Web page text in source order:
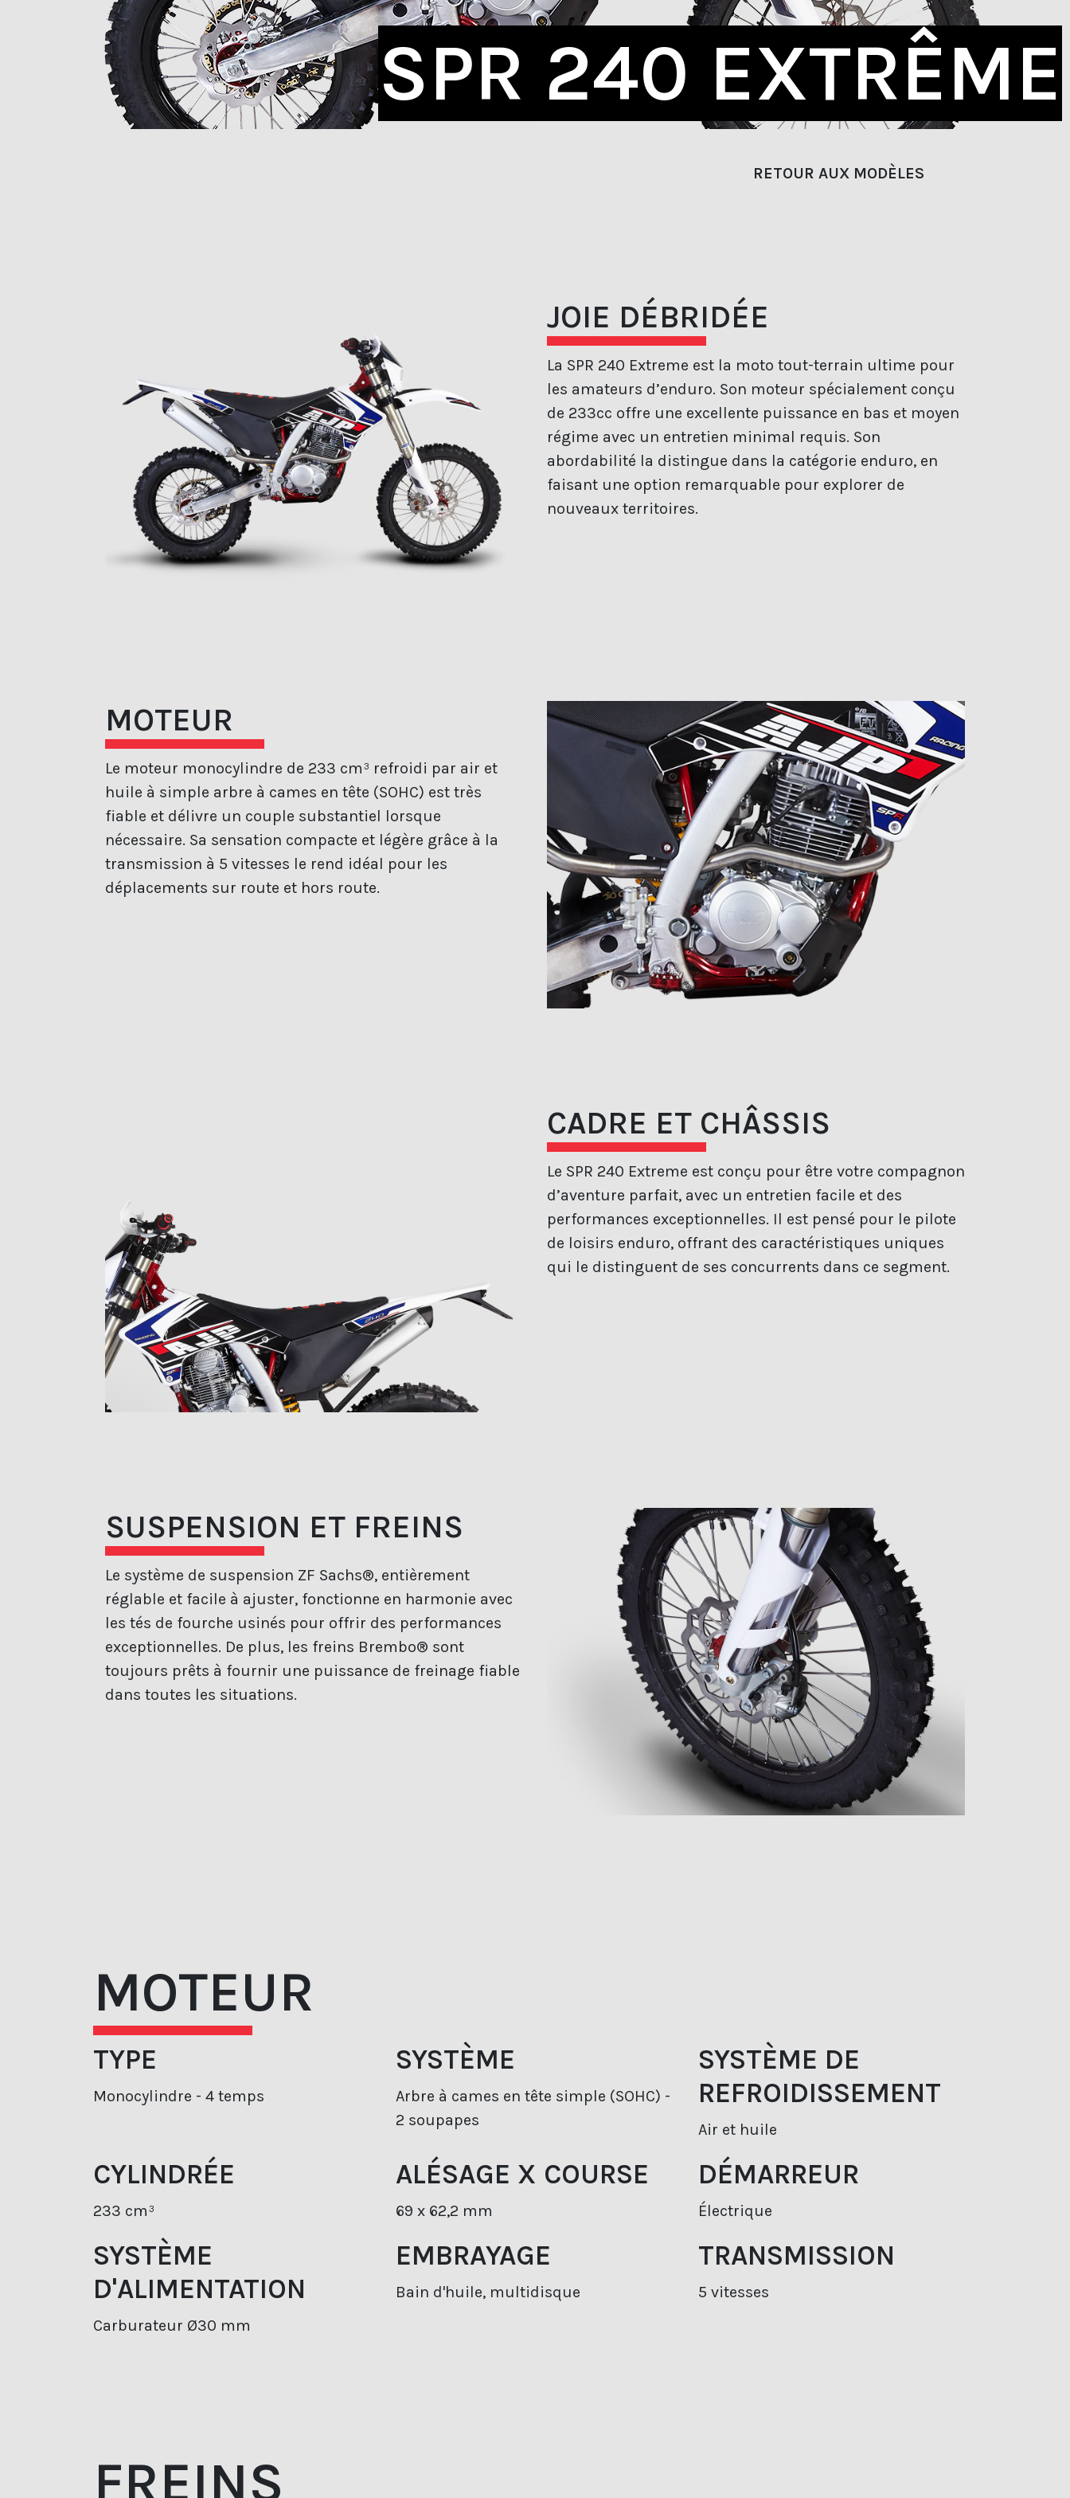
SPR 240 EXTRÊME
RETOUR AUX MODÈLES
JOIE DÉBRIDÉE
La SPR 240 Extreme est la moto tout-terrain ultime pour
les amateurs d’enduro. Son moteur spécialement conçu
de 233cc offre une excellente puissance en bas et moyen
régime avec un entretien minimal requis. Son
abordabilité la distingue dans la catégorie enduro, en
faisant une option remarquable pour explorer de
nouveaux territoires.
MOTEUR
Le moteur monocylindre de 233 cm³ refroidi par air et
huile à simple arbre à cames en tête (SOHC) est très
fiable et délivre un couple substantiel lorsque
nécessaire. Sa sensation compacte et légère grâce à la
transmission à 5 vitesses le rend idéal pour les
déplacements sur route et hors route.
CADRE ET CHÂSSIS
Le SPR 240 Extreme est conçu pour être votre compagnon
d’aventure parfait, avec un entretien facile et des
performances exceptionnelles. Il est pensé pour le pilote
de loisirs enduro, offrant des caractéristiques uniques
qui le distinguent de ses concurrents dans ce segment.
SUSPENSION ET FREINS
Le système de suspension ZF Sachs®, entièrement
réglable et facile à ajuster, fonctionne en harmonie avec
les tés de fourche usinés pour offrir des performances
exceptionnelles. De plus, les freins Brembo® sont
toujours prêts à fournir une puissance de freinage fiable
dans toutes les situations.
MOTEUR
TYPE
Monocylindre - 4 temps
SYSTÈME
Arbre à cames en tête simple (SOHC) -
2 soupapes
SYSTÈME DE
REFROIDISSEMENT
Air et huile
CYLINDRÉE
233 cm³
ALÉSAGE X COURSE
69 x 62,2 mm
DÉMARREUR
Électrique
SYSTÈME
D'ALIMENTATION
Carburateur Ø30 mm
EMBRAYAGE
Bain d'huile, multidisque
TRANSMISSION
5 vitesses
FREINS